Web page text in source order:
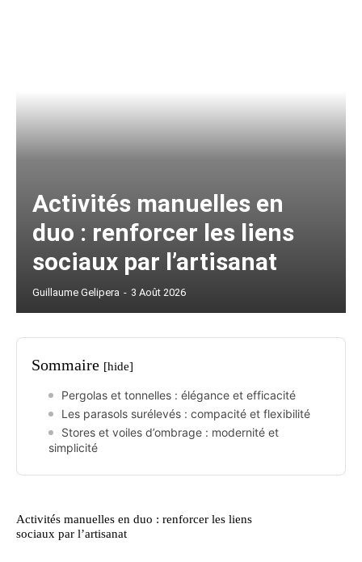
Activités manuelles en
duo : renforcer les liens
sociaux par l’artisanat
Guillaume Gelipera - 3 Août 2026
Sommaire [hide]
Pergolas et tonnelles : élégance et efficacité
Les parasols surélevés : compacité et flexibilité
Stores et voiles d’ombrage : modernité et
simplicité
Activités manuelles en duo : renforcer les liens
sociaux par l’artisanat